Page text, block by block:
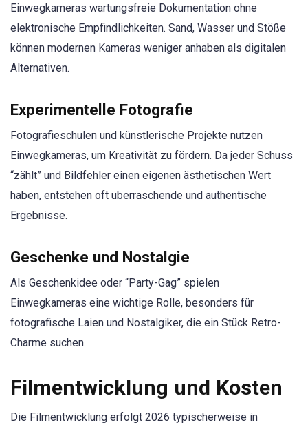
Einwegkameras wartungsfreie Dokumentation ohne
elektronische Empfindlichkeiten. Sand, Wasser und Stöße
können modernen Kameras weniger anhaben als digitalen
Alternativen.
Experimentelle Fotografie
Fotografieschulen und künstlerische Projekte nutzen
Einwegkameras, um Kreativität zu fördern. Da jeder Schuss
“zählt” und Bildfehler einen eigenen ästhetischen Wert
haben, entstehen oft überraschende und authentische
Ergebnisse.
Geschenke und Nostalgie
Als Geschenkidee oder “Party-Gag” spielen
Einwegkameras eine wichtige Rolle, besonders für
fotografische Laien und Nostalgiker, die ein Stück Retro-
Charme suchen.
Filmentwicklung und Kosten
Die Filmentwicklung erfolgt 2026 typischerweise in